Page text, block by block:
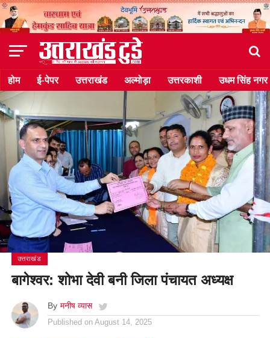
होम ई-पेपर उत्तराखंड अल्मोड़ा उत्तरकाशी उधम सिंह नगर
उत्तराखंड
बागेश्वर: शोभा देवी बनी जिला पंचायत अध्यक्ष
By मनीष व्यास
Published on August 14, 2025